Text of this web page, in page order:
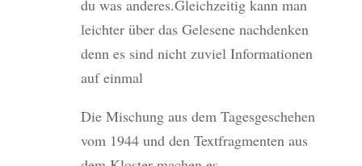
du was anderes.Gleichzeitig kann man
leichter über das Gelesene nachdenken
denn es sind nicht zuviel Informationen
auf einmal
Die Mischung aus dem Tagesgeschehen
vom 1944 und den Textfragmenten aus